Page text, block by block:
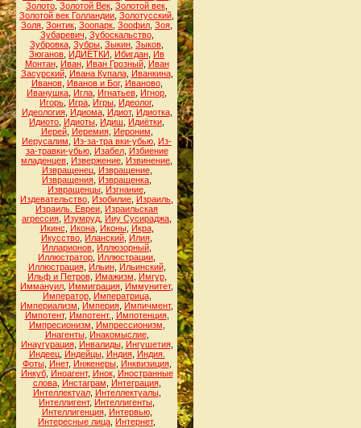
Золото Золотой Век Золотой век
Золотой век Голландии Золотусский
Золя Зонтик Зоопарк Зоофил Зоя
Зубаревич Зубоскальство,
Зубровка Зубры Зыкин Зыков
Зюганов ИДИЁТКИ Ибигдан Ив
Монтан, Иван, Иван Грозный, Иван
Засурский, Ивана Купала, Иванкина,
Иванов, Иванов и Бог, Иваново,
Иванушка Игла Игнатьев Игнор
Игорь Игра Игры Идеолог,
Идеология, Идиома, Идиот, Идиотка,
Идиото Идиоты Идиш Идиётки
Иерей, Иеремия, Иероним
Иерусалим
Из-за-тра вки-убью Из-
за-травки-убью, Изабел, Избиение
младенцев Извержение Извинение
Извращенец, Извращение,
Извращения Извращенка
Извращенцы Изгнание
Издевательство Изобилие Израиль
Израиль. Евреи Израильская
агрессия Изумруд Ииу Сусираджа
Икинс
Икона, Иконы, Икра,
Икусство Иланский Илия
Илларионов Иллюзорный
Иллюстратор Иллюстрации
Иллюстрация, Ильин, Ильинский,
Ильф и Петров, Имажизм Имгур,
Иммануил Иммиграция Иммунитет,
Император, Императрица,
Империализм
Империя Импичмент,
Импотент, Импотент. Импотенция,
Импресионизм
Импрессионизм
Инагенты, Инакомыслие,
Инаугурация, Инвалиды, Ингушетия,
Индеец, Индейцы, Индия, Индия.
Фоты, Инет, Инженеры, Инквизиция,
Инкуб, Иноагент, Инок, Иностранные
слова, Инстаграм Интеграция,
Интеллектуал, Интеллектуалы,
Интеллигент, Интеллигенты
Интеллигенция, Интервью,
Интересные лица Интернет,